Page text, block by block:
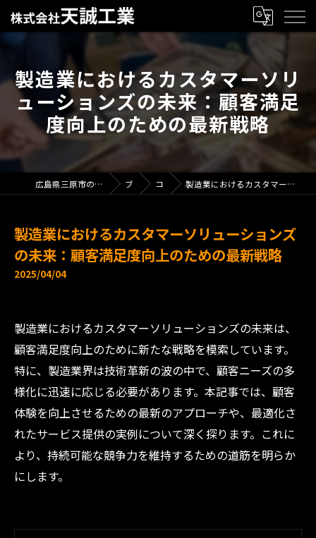
製造業におけるカスタマーソリ
ューションズの未来：顧客満足
度向上のための最新戦略
広島県三原市の製造業で求人なら株式会社天誠工業 ブログ コラム 製造業におけるカスタマーソリューションズの未来：顧客満足度向上のための最新戦略
製造業におけるカスタマーソリューションズ
の未来：顧客満足度向上のための最新戦略
2025/04/04
製造業におけるカスタマーソリューションズの未来は、
顧客満足度向上のために新たな戦略を模索しています。
特に、製造業界は技術革新の波の中で、顧客ニーズの多
様化に迅速に応じる必要があります。本記事では、顧客
体験を向上させるための最新のアプローチや、最適化さ
れたサービス提供の実例について深く探ります。これに
より、持続可能な競争力を維持するための道筋を明らか
にします。